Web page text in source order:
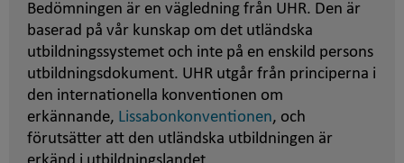
Bedömningen är en vägledning från UHR. Den är
baserad på vår kunskap om det utländska
utbildningssystemet och inte på en enskild persons
utbildningsdokument. UHR utgår från principerna i
den internationella konventionen om
erkännande, Lissabonkonventionen, och
förutsätter att den utländska utbildningen är